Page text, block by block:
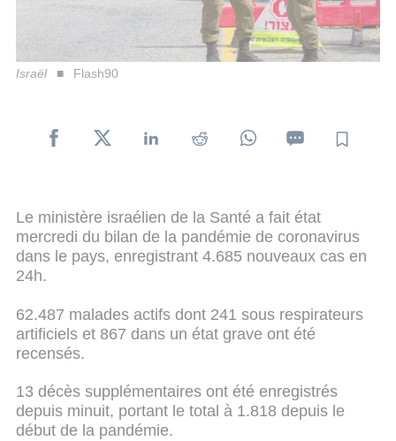
Israël Flash90
Le ministère israélien de la Santé a fait état
mercredi du bilan de la pandémie de coronavirus
dans le pays, enregistrant 4.685 nouveaux cas en
24h.
62.487 malades actifs dont 241 sous respirateurs
artificiels et 867 dans un état grave ont été
recensés.
13 décès supplémentaires ont été enregistrés
depuis minuit, portant le total à 1.818 depuis le
début de la pandémie.